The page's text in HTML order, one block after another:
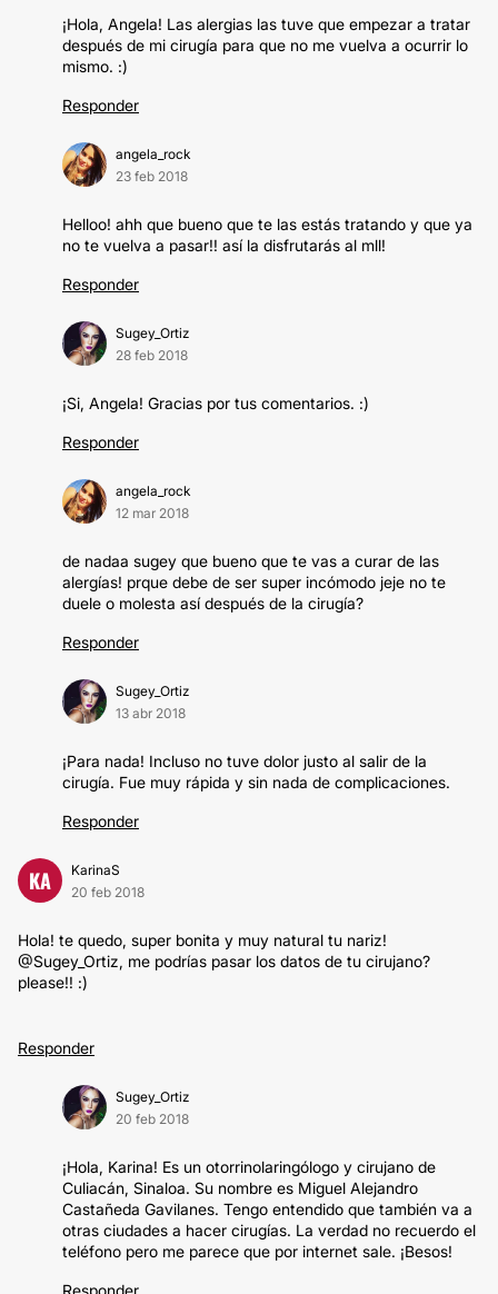
¡Hola, Angela! Las alergias las tuve que empezar a tratar
después de mi cirugía para que no me vuelva a ocurrir lo
mismo. :)
Responder
angela_rock
23 feb 2018
Helloo! ahh que bueno que te las estás tratando y que ya
no te vuelva a pasar!! así la disfrutarás al mll!
Responder
Sugey_Ortiz
28 feb 2018
¡Si, Angela! Gracias por tus comentarios. :)
Responder
angela_rock
12 mar 2018
de nadaa sugey que bueno que te vas a curar de las
alergías! prque debe de ser super incómodo jeje no te
duele o molesta así después de la cirugía?
Responder
Sugey_Ortiz
13 abr 2018
¡Para nada! Incluso no tuve dolor justo al salir de la
cirugía. Fue muy rápida y sin nada de complicaciones.
Responder
KA
KarinaS
20 feb 2018
Hola! te quedo, super bonita y muy natural tu nariz!
@Sugey_Ortiz, me podrías pasar los datos de tu cirujano?
please!! :)
Responder
Sugey_Ortiz
20 feb 2018
¡Hola, Karina! Es un otorrinolaringólogo y cirujano de
Culiacán, Sinaloa. Su nombre es Miguel Alejandro
Castañeda Gavilanes. Tengo entendido que también va a
otras ciudades a hacer cirugías. La verdad no recuerdo el
teléfono pero me parece que por internet sale. ¡Besos!
Responder